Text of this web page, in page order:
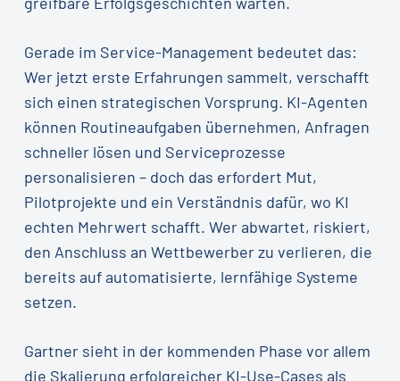
Gerade im Service-Management bedeutet das:
Wer jetzt erste Erfahrungen sammelt, verschafft
sich einen strategischen Vorsprung. KI-Agenten
können Routineaufgaben übernehmen, Anfragen
schneller lösen und Serviceprozesse
personalisieren – doch das erfordert Mut,
Pilotprojekte und ein Verständnis dafür, wo KI
echten Mehrwert schafft. Wer abwartet, riskiert,
den Anschluss an Wettbewerber zu verlieren, die
bereits auf automatisierte, lernfähige Systeme
setzen.
Gartner sieht in der kommenden Phase vor allem
die Skalierung erfolgreicher KI-Use-Cases als